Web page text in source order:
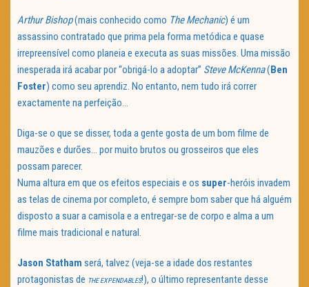
Arthur Bishop(mais conhecido como The Mechanic) é um
assassino contratado que prima pela forma metódica e quase
irrepreensível como planeia e executa as suas missões. Uma missão
inesperada irá acabar por “obrigá-lo a adoptar” Steve McKenna(Ben
Foster) como seu aprendiz. No entanto, nem tudo irá correr
exactamente na perfeição…
Diga-se o que se disser, toda a gente gosta de um bom filme de
mauzões e durões… por muito brutos ou grosseiros que eles
possam parecer.
Numa altura em que os efeitos especiais e os super-heróis invadem
as telas de cinema por completo, é sempre bom saber que há alguém
disposto a suar a camisola e a entregar-se de corpo e alma a um
filme mais tradicional e natural.
Jason Statham será, talvez (veja-se a idade dos restantes
protagonistas de THE EXPENDABLES!), o último representante desse